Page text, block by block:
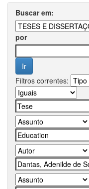
Buscar em:
por
Filtros correntes: